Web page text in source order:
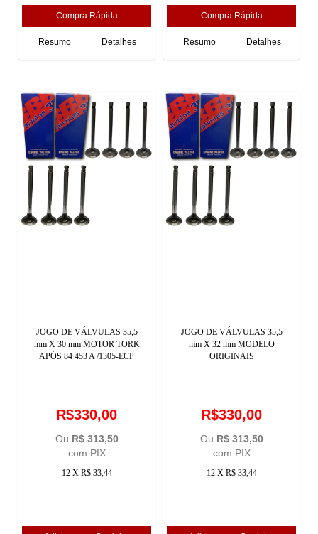
Resumo Detalhes Resumo Detalhes
JOGO DE VÁLVULAS 35,5
mm X 30 mm MOTOR TORK
APÓS 84 453 A /1305-ECP
R$330,00
Ou R$ 313,50
com PIX
12 X R$ 33,44
JOGO DE VÁLVULAS 35,5
mm X 32 mm MODELO
ORIGINAIS
R$330,00
Ou R$ 313,50
com PIX
12 X R$ 33,44